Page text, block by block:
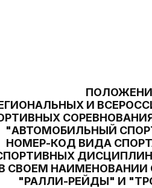
И
"АВТОМОБИЛЬНЫЙ
НОМЕР-КОД ВИДА
СВОЕМ НАИМЕНОВАНИИ
"РАЛЛИ-РЕЙДЫ" И